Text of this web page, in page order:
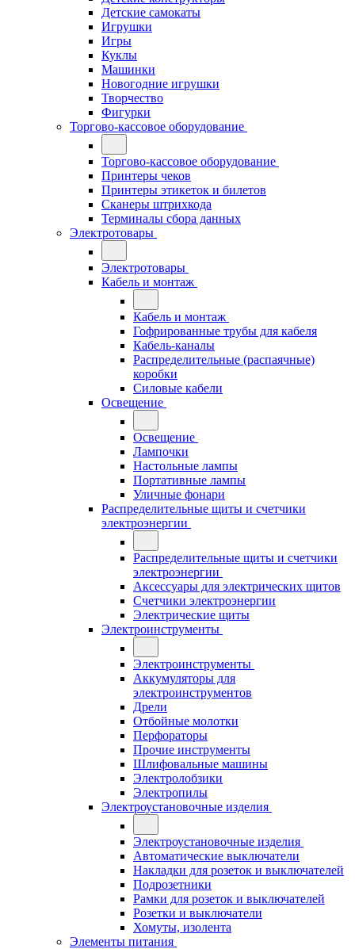
Детские самокаты
Игрушки
Игры
Куклы
Машинки
Новогодние игрушки
Творчество
Фигурки
Торгово-кассовое оборудование
Торгово-кассовое оборудование
Принтеры чеков
Принтеры этикеток и билетов
Сканеры штрихкода
Терминалы сбора данных
Электротовары
Электротовары
Кабель и монтаж
Кабель и монтаж
Гофрированные трубы для кабеля
Кабель-каналы
Распределительные (распаячные)
коробки
Силовые кабели
Освещение
Освещение
Лампочки
Настольные лампы
Портативные лампы
Уличные фонари
Распределительные щиты и счетчики
электроэнергии
Распределительные щиты и счетчики
электроэнергии
Аксессуары для электрических щитов
Счетчики электроэнергии
Электрические щиты
Электроинструменты
Электроинструменты
Аккумуляторы для
электроинструментов
Дрели
Отбойные молотки
Перфораторы
Прочие инструменты
Шлифовальные машины
Электролобзики
Электропилы
Электроустановочные изделия
Электроустановочные изделия
Автоматические выключатели
Накладки для розеток и выключателей
Подрозетники
Рамки для розеток и выключателей
Розетки и выключатели
Хомуты, изолента
Элементы питания